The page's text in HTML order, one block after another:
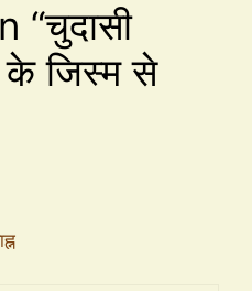
के जिस्म से